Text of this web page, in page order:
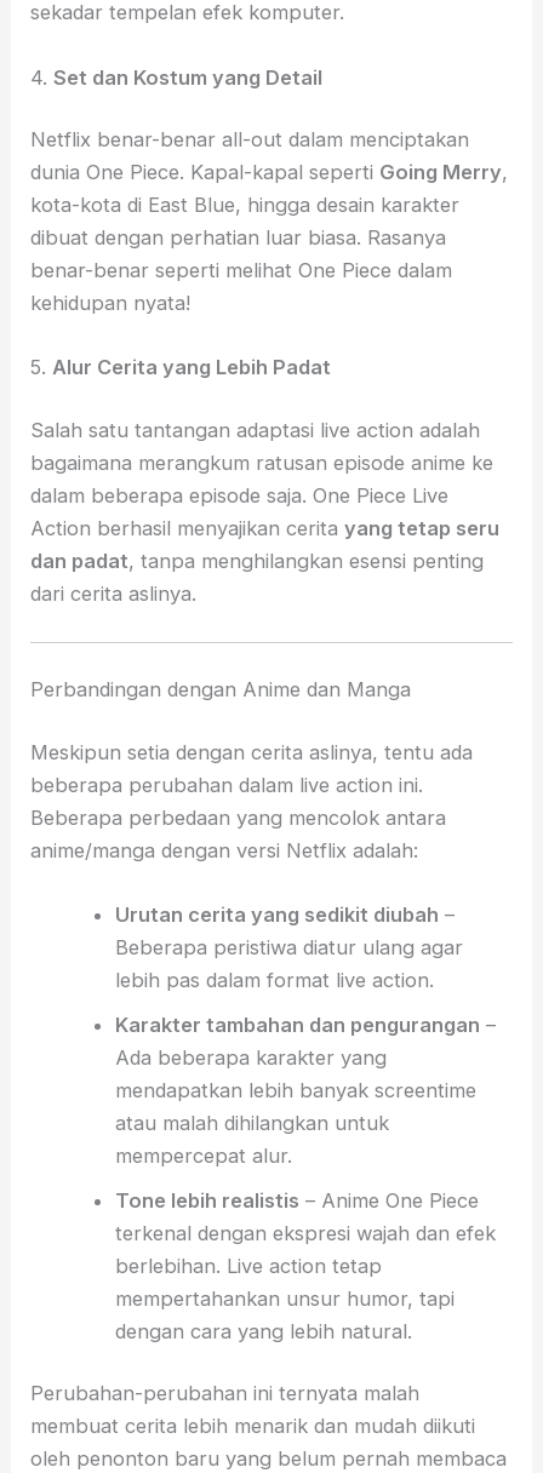
sekadar tempelan efek komputer.
4.Set dan Kostum yang Detail
Netflix benar-benar all-out dalam menciptakan
dunia One Piece. Kapal-kapal seperti Going Merry,
kota-kota di East Blue, hingga desain karakter
dibuat dengan perhatian luar biasa. Rasanya
benar-benar seperti melihat One Piece dalam
kehidupan nyata!
5.Alur Cerita yang Lebih Padat
Salah satu tantangan adaptasi live action adalah
bagaimana merangkum ratusan episode anime ke
dalam beberapa episode saja. One Piece Live
Action berhasil menyajikan ceritayang tetap seru
dan padat, tanpa menghilangkan esensi penting
dari cerita aslinya.
Perbandingan dengan Anime dan Manga
Meskipun setia dengan cerita aslinya, tentu ada
beberapa perubahan dalam live action ini.
Beberapa perbedaan yang mencolok antara
anime/manga dengan versi Netflix adalah:
Urutan cerita yang sedikit diubah –
Beberapa peristiwa diatur ulang agar
lebih pas dalam format live action.
Karakter tambahan dan pengurangan –
Ada beberapa karakter yang
mendapatkan lebih banyak screentime
atau malah dihilangkan untuk
mempercepat alur.
Tone lebih realistis – Anime One Piece
terkenal dengan ekspresi wajah dan efek
berlebihan. Live action tetap
mempertahankan unsur humor, tapi
dengan cara yang lebih natural.
Perubahan-perubahan ini ternyata malah
membuat cerita lebih menarik dan mudah diikuti
oleh penonton baru yang belum pernah membaca